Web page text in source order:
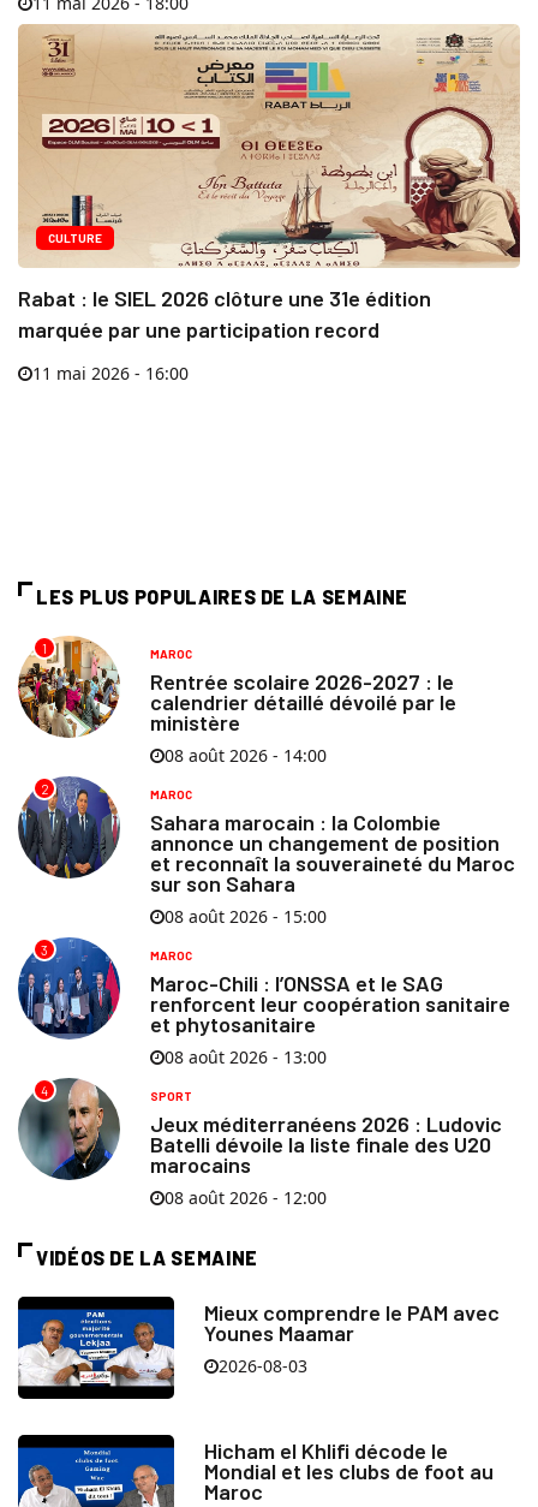
CULTURE
Rabat : le SIEL 2026 clôture une 31e édition
marquée par une participation record
11 mai 2026 - 16:00
LES PLUS POPULAIRES DE LA SEMAINE
1 MAROC
Rentrée scolaire 2026-2027 : le
calendrier détaillé dévoilé par le
ministère
08 août 2026 - 14:00
2 MAROC
Sahara marocain : la Colombie
annonce un changement de position
et reconnaît la souveraineté du Maroc
sur son Sahara
08 août 2026 - 15:00
3 MAROC
Maroc-Chili : l’ONSSA et le SAG
renforcent leur coopération sanitaire
et phytosanitaire
08 août 2026 - 13:00
4 SPORT
Jeux méditerranéens 2026 : Ludovic
Batelli dévoile la liste finale des U20
marocains
08 août 2026 - 12:00
VIDÉOS DE LA SEMAINE
Mieux comprendre le PAM avec
Younes Maamar
2026-08-03
Hicham el Khlifi décode le
Mondial et les clubs de foot au
Maroc